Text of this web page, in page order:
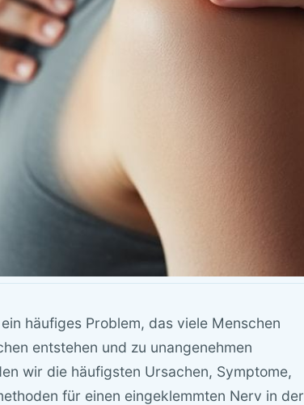
häufiges Problem, das viele Menschen
entstehen und zu unangenehmen
wir die häufigsten Ursachen, Symptome,
für einen eingeklemmten Nerv in der